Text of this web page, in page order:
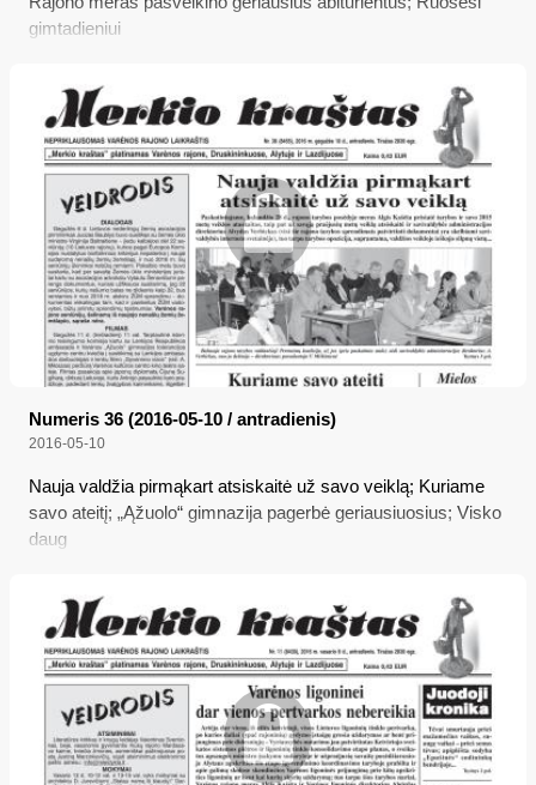
gimtadieniui
Numeris 36 (2016-05-10 / antradienis)
2016-05-10
Nauja valdžia pirmąkart atsiskaitė už savo veiklą; Kuriame
savo ateitį; „Ąžuolo“ gimnazija pagerbė geriausiuosius; Visko
daug